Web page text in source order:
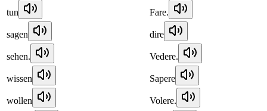
tun Fare.
sagen dire
sehen. Vedere.
wissen Sapere
wollen Volere.